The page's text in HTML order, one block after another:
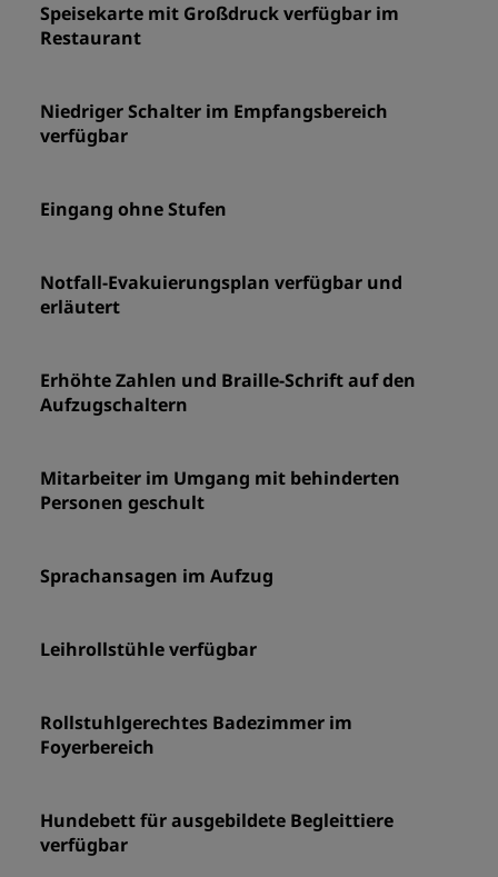
Speisekarte mit Großdruck verfügbar im
Restaurant
Niedriger Schalter im Empfangsbereich
verfügbar
Eingang ohne Stufen
Notfall-Evakuierungsplan verfügbar und
erläutert
Erhöhte Zahlen und Braille-Schrift auf den
Aufzugschaltern
Mitarbeiter im Umgang mit behinderten
Personen geschult
Sprachansagen im Aufzug
Leihrollstühle verfügbar
Rollstuhlgerechtes Badezimmer im
Foyerbereich
Hundebett für ausgebildete Begleittiere
verfügbar